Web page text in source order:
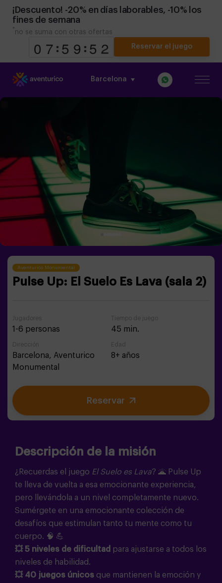
¡Descuento! -20% en días laborables, -10% los
fines de semana
* no se suma con otras ofertas
Reservar el juego
Barcelona
Aventurico Monumental
Pulse Up: El Suelo Es Lava (sala 2)
Jugadores
1-6 personas
Tiempo de juego
45 min.
Dirección
Barcelona, Aventurico
Monumental
Edad
8+ años
Reservar
Descripción de la misión
¿Recuerdas el juego El Suelo es Lava? 🌋 Pulse Up
te lleva de vuelta a esa emocionante experiencia,
pero llevándola a un nivel completamente nuevo.
Sumérgete en una emocionante colección de
desafíos que estimulan tanto tu mente como tu
cuerpo. 🧠 💪
💥5 niveles de dificultad para ajustarse a todos los
niveles de habilidad.
💥 40 juegos únicos que mantienen la emoción y